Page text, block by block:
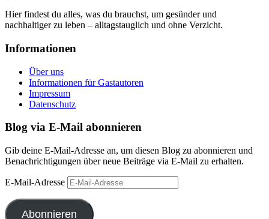
Hier findest du alles, was du brauchst, um gesünder und
nachhaltiger zu leben – alltagstauglich und ohne Verzicht.
Informationen
Über uns
Informationen für Gastautoren
Impressum
Datenschutz
Blog via E-Mail abonnieren
Gib deine E-Mail-Adresse an, um diesen Blog zu abonnieren und
Benachrichtigungen über neue Beiträge via E-Mail zu erhalten.
E-Mail-Adresse
Abonnieren